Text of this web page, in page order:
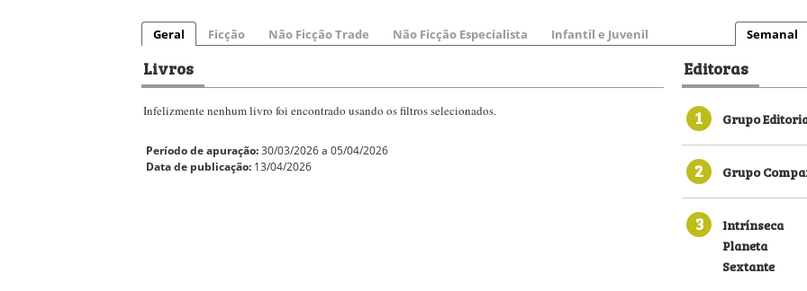
Geral Ficção Não Ficção Trade Não Ficção Especialista Infantil e Juvenil Semanal
Livros
Infelizmente nenhum livro foi encontrado usando os filtros selecionados.
Período de apuração:30/03/2026 a 05/04/2026
Data de publicação: 13/04/2026
Editoras
1
Grupo
2 Grupo
3
Intrínseca
Planeta
Sextante